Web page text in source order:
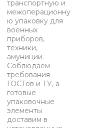
транспортную и
межоперационну
ю упаковку для
военных
приборов,
техники,
амуниции.
Соблюдаем
требования
ГОСТов и ТУ, а
готовые
упаковочные
элементы
доставим в